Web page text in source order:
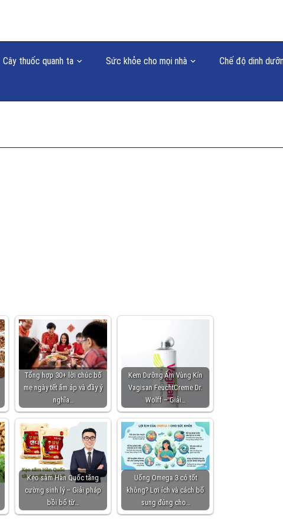
Cây thuốc quanh ta Sức khỏe cho mọi nhà
Chế độ dinh
Tổng hợp 30+ lời chúc bố
mẹ ngày tết ấm áp và đầy ý
nghĩa…
Kem Dưỡng Ẩm Vùng Kín
Vagisan FeuchtCreme Dr.
Wolff – Giải…
Kẹo sâm Hàn Quốc tăng
cường sinh lý – Giải pháp
bồi bổ từ…
Uống Omega 3 có tốt
không? Lợi ích và cách bổ
sung đúng cho…